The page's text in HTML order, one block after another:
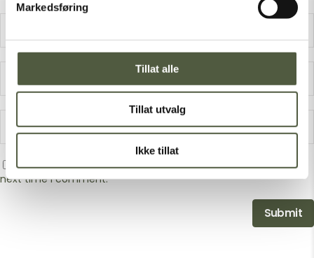
Markedsføring
Tillat alle
Tillat utvalg
Ikke tillat
Save my name, email, and website in this browser for the
next time I comment.